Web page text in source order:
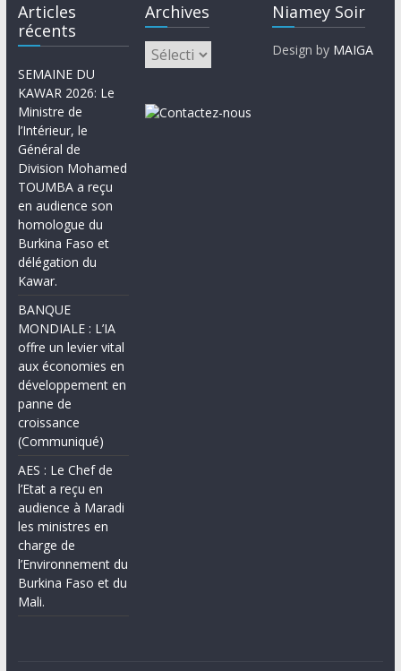
Articles
récents
SEMAINE DU
KAWAR 2026: Le
Ministre de
l’Intérieur, le
Général de
Division Mohamed
TOUMBA a reçu
en audience son
homologue du
Burkina Faso et
délégation du
Kawar.
BANQUE
MONDIALE : L’IA
offre un levier vital
aux économies en
développement en
panne de
croissance
(Communiqué)
AES : Le Chef de
l’Etat a reçu en
audience à Maradi
les ministres en
charge de
l’Environnement du
Burkina Faso et du
Mali.
Archives Niamey Soir
Design by MAIGA